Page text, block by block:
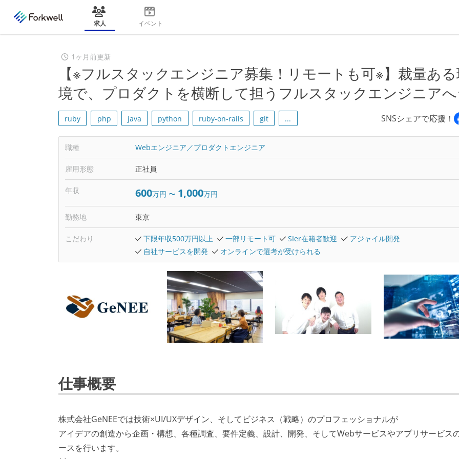
求人 イベント
1ヶ月前更新
【※フルスタックエンジニア募集！リモートも可※】裁量あ
境で、プロダクトを横断して担うフルスタックエンジニア
ruby php java python ruby-on-rails git ... SNSシェアで応援！
職種 Webエンジニア／プロダクトエンジニア
雇用形態 正社員
年収 600万円 〜 1,000万円
勤務地 東京
こだわり 下限年収500万円以上 一部リモート可 SIer在籍者歓迎
アジャイル開発
自社サービスを開発
オンラインで選考が受けられる
仕事概要
株式会社GeNEEでは技術×UI/UXデザイン、そしてビジネス（戦略）のプロフェッショナルが
アイデアの創造から企画・構想、各種調査、要件定義、設計、開発、そしてWebサービスやアプリサービス
ースを行います。